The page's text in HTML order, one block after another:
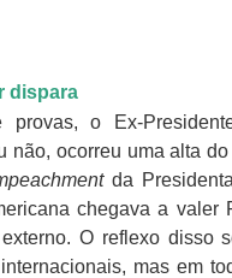
dispara
provas, o Ex-
não, ocorreu uma alta
da
chegava a valer
O reflexo disso
mas em